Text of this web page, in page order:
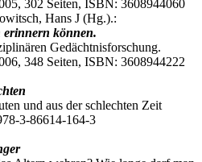
302 Seiten, ISBN: 3608944060
Hans J (Hg.).:
erinnern können.
Gedächtnisforschung.
348 Seiten, ISBN: 3608944222
und aus der schlechten Zeit
3-86614-164-3